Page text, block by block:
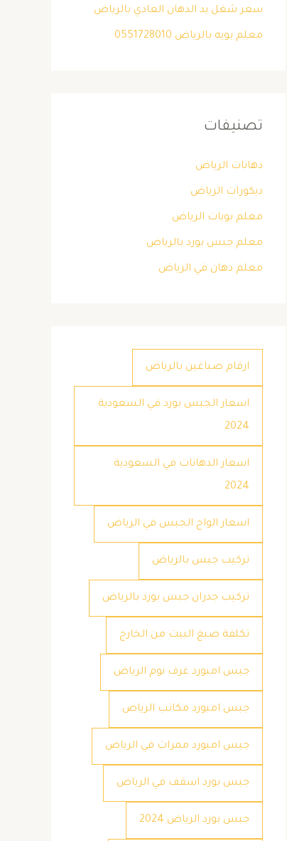
سعر شغل يد الدهان العادي بالرياض
معلم بويه بالرياض 0551728010
تصنيفات
دهانات الرياض
ديكورات الرياض
معلم بويات الرياض
معلم جبس بورد بالرياض
معلم دهان في الرياض
ارقام صباغين بالرياض
اسعار الجبس بورد في السعودية
2024
اسعار الدهانات في السعودية
2024
اسعار الواح الجبس في الرياض
تركيب جبس بالرياض
تركيب جدران جبس بورد بالرياض
تكلفة صبغ البيت من الخارج
جبس امبورد غرف نوم الرياض
جبس امبورد مكاتب الرياض
جبس امبورد ممرات في الرياض
جبس بورد اسقف في الرياض
جبس بورد الرياض 2024